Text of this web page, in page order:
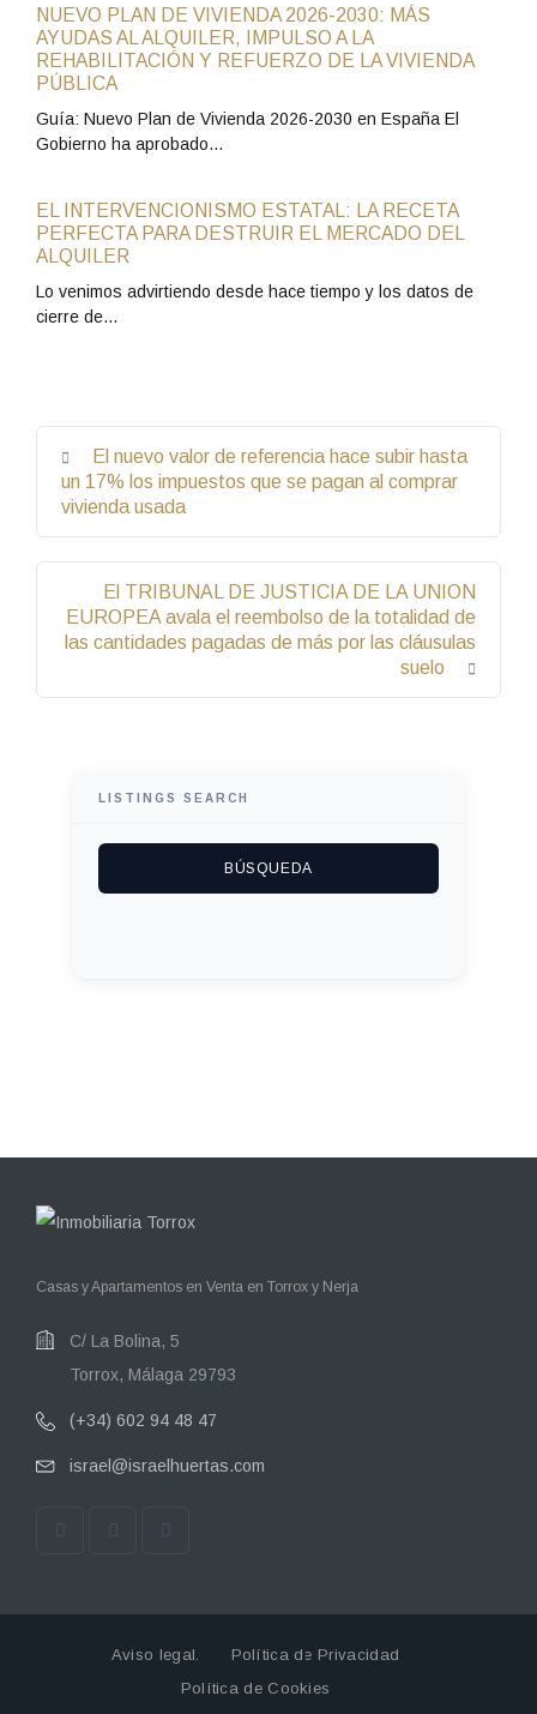
NUEVO PLAN DE VIVIENDA 2026-2030: MÁS
AYUDAS AL ALQUILER, IMPULSO A LA
REHABILITACIÓN Y REFUERZO DE LA VIVIENDA
PÚBLICA
Guía: Nuevo Plan de Vivienda 2026-2030 en España El
Gobierno ha aprobado…
EL INTERVENCIONISMO ESTATAL: LA RECETA
PERFECTA PARA DESTRUIR EL MERCADO DEL
ALQUILER
Lo venimos advirtiendo desde hace tiempo y los datos de
cierre de…
El nuevo valor de referencia hace subir hasta
un 17% los impuestos que se pagan al comprar
vivienda usada
El TRIBUNAL DE JUSTICIA DE LA UNION
EUROPEA avala el reembolso de la totalidad de
las cantidades pagadas de más por las cláusulas
suelo
LISTINGS SEARCH
Casas y Apartamentos en Venta en Torrox y Nerja
C/ La Bolina, 5
Torrox, Málaga 29793
(+34) 602 94 48 47
israel@israelhuertas.com
Aviso legal.
Política de Privacidad
Política de Cookies